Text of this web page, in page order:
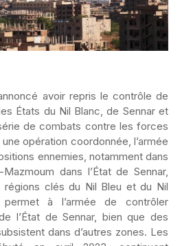
avoir repris le contrôle de
États du Nil Blanc, de Sennar et
de combats contre les forces
opération coordonnée, l’armée
ennemies, notamment dans
dans l’État de Sennar,
régions clés du Nil Bleu et du Nil
à l’armée de contrôler
l’État de Sennar, bien que des
dans d’autres zones. Les